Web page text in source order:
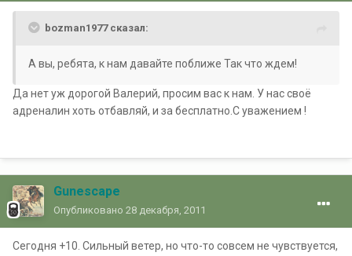
bozman1977 сказал:
А вы, ребята, к нам давайте поближе Так что ждем!
Да нет уж дорогой Валерий, просим вас к нам. У нас своё
адреналин хоть отбавляй, и за бесплатно.С уважением !
Gunescape
Опубликовано 28 декабря, 2011
Сегодня +10. Сильный ветер, но что-то совсем не чувствуется,